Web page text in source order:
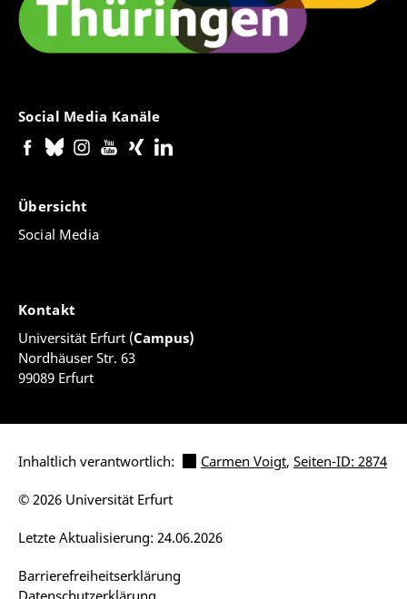
Social Media Kanäle
Übersicht
Social Media
Kontakt
Universität Erfurt (Campus)
Nordhäuser Str. 63
99089 Erfurt
Inhaltlich verantwortlich: Carmen Voigt, Seiten-ID: 2874
Barrierefreiheitserklärung
Datenschutzerklärung
Letzte Aktualisierung: 24.06.2026
© 2026 Universität Erfurt